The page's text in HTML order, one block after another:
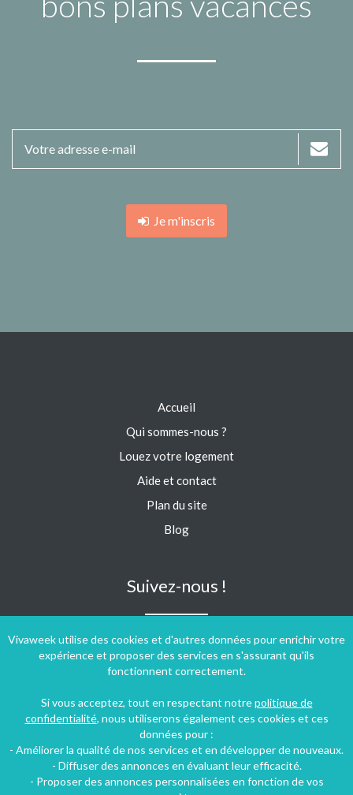
Je m'inscris
Vivaweek utilise des cookies et d'autres données pour enrichir votre
expérience et proposer des services en s'assurant qu'ils
fonctionnent correctement.
Si vous acceptez, tout en respectant notrepolitique de
confidentialité, nous utiliserons également ces cookies et ces
données pour :
- Améliorer la qualité de nos services et en développer de nouveaux.
- Diffuser des annonces en évaluant leur efficacité.
- Proposer des annonces personnalisées en fonction de vos
Accueil
Qui sommes-nous ?
Louez votre logement
Aide et contact
Plan du site
Blog
Suivez-nous !